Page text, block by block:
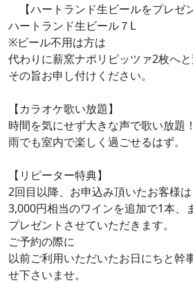
【ハートランド生ビールをプレゼン
ハートランド生ビール７L
※ビール不用は方は
代わりに薪窯ナポリピッツァ2枚へ
その旨お申し付けください。
【カラオケ歌い放題】
時間を気にせず大きな声で歌い放題！
雨でも室内で楽しく過ごせるはず。
【リピーター特典】
2回目以降、お申込み頂いたお客様は
3,000円相当のワインを追加で1本、
プレゼントさせていただきます。
ご予約の際に
以前ご利用いただいたお日にちと幹
せ下さいませ。